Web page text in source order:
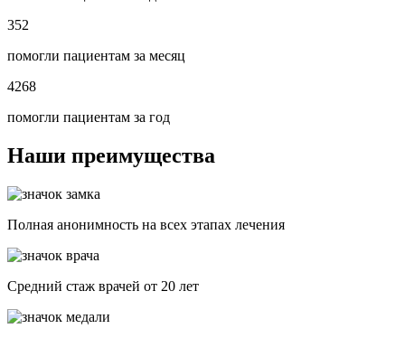
352
помогли пациентам за месяц
4268
помогли пациентам за год
Наши преимущества
Полная анонимность на всех этапах лечения
Средний стаж врачей от 20 лет